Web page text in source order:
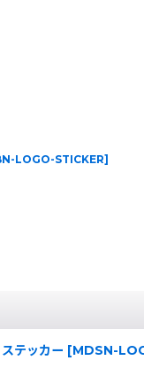
LOGO-STICKER]
テッカー [MDSN-